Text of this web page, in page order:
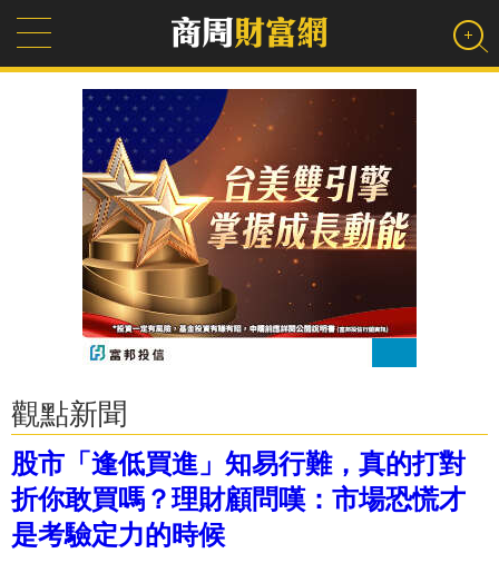
觀點新聞
股市「逢低買進」知易行難，真的打對
折你敢買嗎？理財顧問嘆：市場恐慌才
是考驗定力的時候